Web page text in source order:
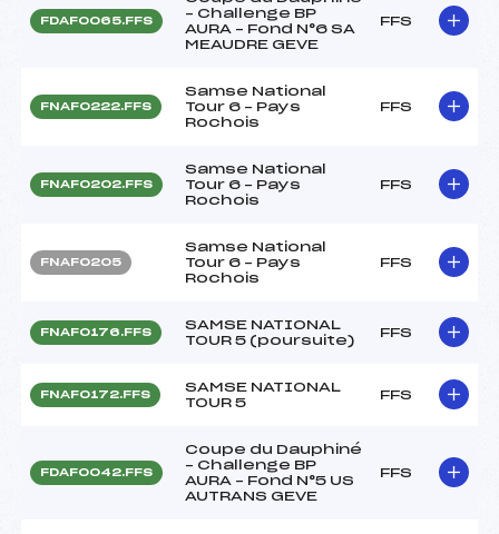
FDAF0065.FFS
– Challenge BP
AURA – Fond N°6 SA
MEAUDRE GEVE
FFS
FNAF0222.FFS
Samse National
Tour 6 – Pays
Rochois
FFS
FNAF0202.FFS
Samse National
Tour 6 – Pays
Rochois
FFS
FNAF0205
Samse National
Tour 6 – Pays
Rochois
FFS
FNAF0176.FFS
SAMSE NATIONAL
TOUR 5 (poursuite)
FFS
FNAF0172.FFS
SAMSE NATIONAL
TOUR 5
FFS
FDAF0042.FFS
Coupe du Dauphiné
– Challenge BP
AURA – Fond N°5 US
AUTRANS GEVE
FFS